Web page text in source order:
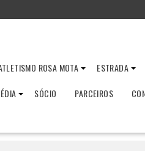
ROSA MOTA ESTRADA
SÓCIO PARCEIROS